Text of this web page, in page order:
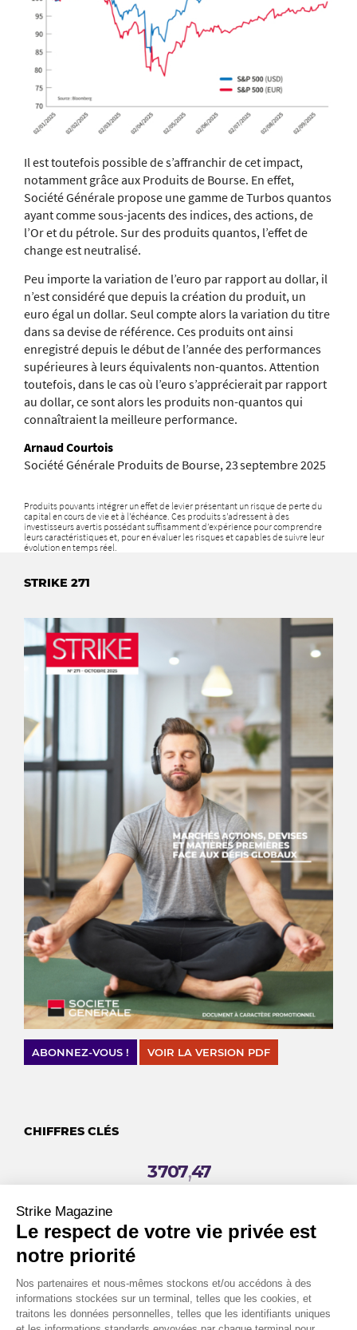
Il est toutefois possible de s’affranchir de cet impact,
notamment grâce aux Produits de Bourse. En effet,
Société Générale propose une gamme de Turbos quantos
ayant comme sous-jacents des indices, des actions, de
l’Or et du pétrole. Sur des produits quantos, l’effet de
change est neutralisé.
Peu importe la variation de l’euro par rapport au dollar, il
n’est considéré que depuis la création du produit, un
euro égal un dollar. Seul compte alors la variation du titre
dans sa devise de référence. Ces produits ont ainsi
enregistré depuis le début de l’année des performances
supérieures à leurs équivalents non-quantos. Attention
toutefois, dans le cas où l’euro s’apprécierait par rapport
au dollar, ce sont alors les produits non-quantos qui
connaîtraient la meilleure performance.
Arnaud Courtois
Société Générale Produits de Bourse, 23 septembre 2025
Produits pouvants intégrer un effet de levier présentant un risque de perte du
capital en cours de vie et à l’échéance. Ces produits s’adressent à des
investisseurs avertis possédant suffisamment d’expérience pour comprendre
leurs caractéristiques et, pour en évaluer les risques et capables de suivre leur
évolution en temps réel.
STRIKE 271
ABONNEZ-VOUS ! VOIR LA VERSION PDF
CHIFFRES CLÉS
3707,47
septembre en cours de séance. Le métal doré a bondi à un
niveau historique suite à la décision de la Réserve fédérale
américaine de réduire ses taux d’intérêt.
Source: Bloomberg
11,7
Strike Magazine
Le respect de votre vie privée est
notre priorité
Nos partenaires et nous-mêmes stockons et/ou accédons à des
informations stockées sur un terminal, telles que les cookies, et
traitons les données personnelles, telles que les identifiants uniques